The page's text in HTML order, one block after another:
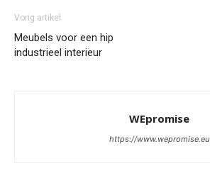
Vorig artikel
Meubels voor een hip
industrieel interieur
WEpromise
https://www.wepromise.eu